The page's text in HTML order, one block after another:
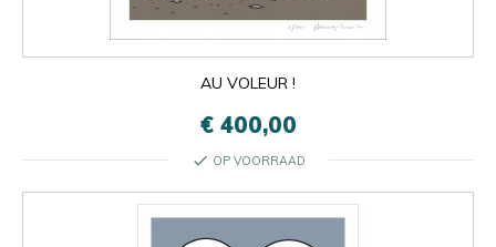
AU VOLEUR !
€ 400,00
check OP VOORRAAD